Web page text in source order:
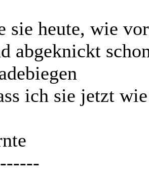
sie heute, wie
abgeknickt
ich sie jetzt